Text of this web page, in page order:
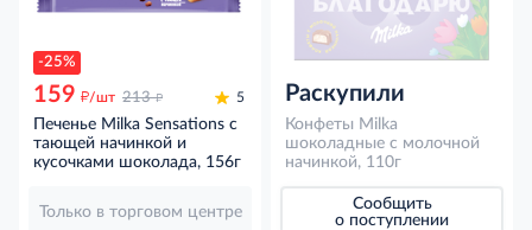
-25%
159 д/шт 213 д 5
Печенье Milka Sensations с
тающей начинкой и
кусочками шоколада, 156г
Только в торговом центре
Раскупили
Конфеты Milka
шоколадные с молочной
начинкой, 110г
Сообщить
о поступлении